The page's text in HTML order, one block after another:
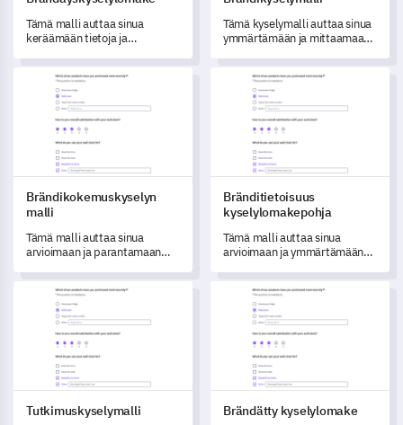
Tämä malli auttaa sinua
keräämään tietoja ja
käsityksiä brändistäsi.
Tämä kyselymalli auttaa sinua
ymmärtämään ja mittaamaan,
brändisi.
Brändikokemuskyselyn malli
Brändikokemuskyselyn
malli
Tämä malli auttaa sinua
arvioimaan ja parantamaan
Bränditietoisuus
Bränditietoisuus
kyselylomakepohja
Tämä malli auttaa sinua
arvioimaan ja ymmärtämään
Tutkimuskyselymalli
Tutkimuskyselymalli
Brändätty kyselylomake
Brändätty kyselylomake